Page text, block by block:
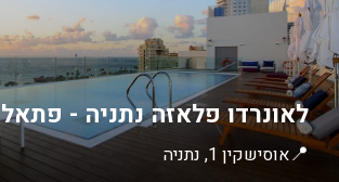
לאונרדו פלאזה נתניה - פתאל
📍אוסישקין 1, נתניה